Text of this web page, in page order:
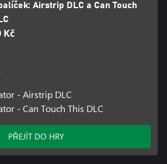
Airstrip DLC a Can Touch
Kč
- Airstrip DLC
- Can Touch This DLC
PŘEJÍT DO HRY